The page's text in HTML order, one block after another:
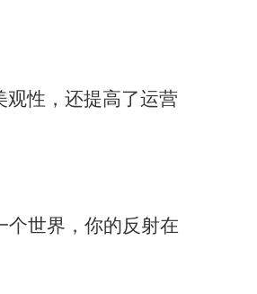
性，还提高了运营
个世界，你的反射在